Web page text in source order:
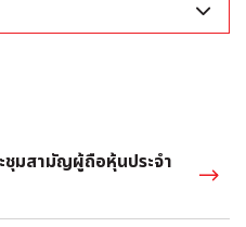
ชุมสามัญผู้ถือหุ้นประจำ